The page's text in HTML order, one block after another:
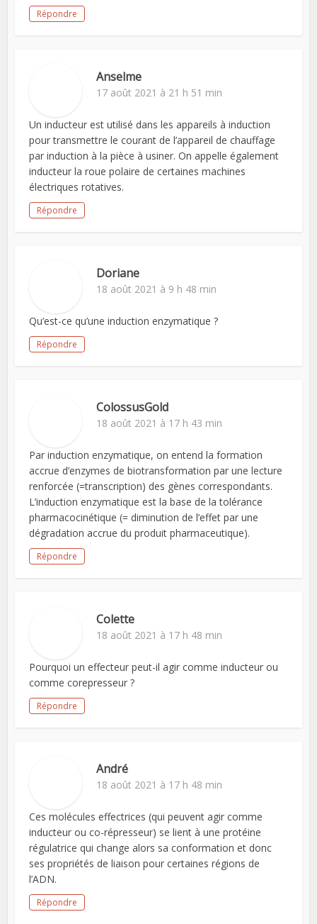
Répondre
Anselme
17 août 2021 à 21 h 51 min
Un inducteur est utilisé dans les appareils à induction
pour transmettre le courant de l’appareil de chauffage
par induction à la pièce à usiner. On appelle également
inducteur la roue polaire de certaines machines
électriques rotatives.
Répondre
Doriane
18 août 2021 à 9 h 48 min
Qu’est-ce qu’une induction enzymatique ?
Répondre
ColossusGold
18 août 2021 à 17 h 43 min
Par induction enzymatique, on entend la formation
accrue d’enzymes de biotransformation par une lecture
renforcée (=transcription) des gènes correspondants.
L’induction enzymatique est la base de la tolérance
pharmacocinétique (= diminution de l’effet par une
dégradation accrue du produit pharmaceutique).
Répondre
Colette
18 août 2021 à 17 h 48 min
Pourquoi un effecteur peut-il agir comme inducteur ou
comme corepresseur ?
Répondre
André
18 août 2021 à 17 h 48 min
Ces molécules effectrices (qui peuvent agir comme
inducteur ou co-répresseur) se lient à une protéine
régulatrice qui change alors sa conformation et donc
ses propriétés de liaison pour certaines régions de
l’ADN.
Répondre